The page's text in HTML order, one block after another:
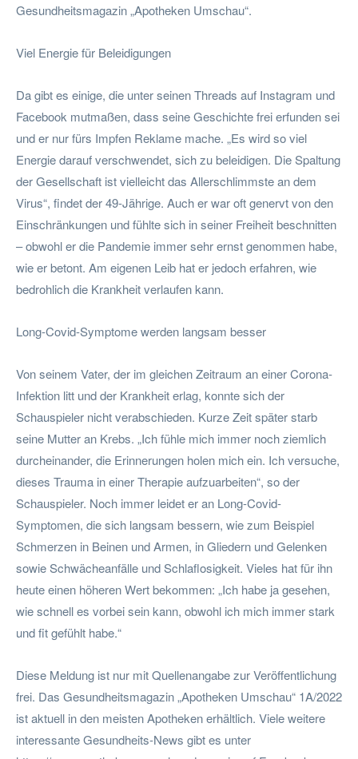
Gesundheitsmagazin „Apotheken Umschau“.
Viel Energie für Beleidigungen
Da gibt es einige, die unter seinen Threads auf Instagram und
Facebook mutmaßen, dass seine Geschichte frei erfunden sei
und er nur fürs Impfen Reklame mache. „Es wird so viel
Energie darauf verschwendet, sich zu beleidigen. Die Spaltung
der Gesellschaft ist vielleicht das Allerschlimmste an dem
Virus“, findet der 49-Jährige. Auch er war oft genervt von den
Einschränkungen und fühlte sich in seiner Freiheit beschnitten
– obwohl er die Pandemie immer sehr ernst genommen habe,
wie er betont. Am eigenen Leib hat er jedoch erfahren, wie
bedrohlich die Krankheit verlaufen kann.
Long-Covid-Symptome werden langsam besser
Von seinem Vater, der im gleichen Zeitraum an einer Corona-
Infektion litt und der Krankheit erlag, konnte sich der
Schauspieler nicht verabschieden. Kurze Zeit später starb
seine Mutter an Krebs. „Ich fühle mich immer noch ziemlich
durcheinander, die Erinnerungen holen mich ein. Ich versuche,
dieses Trauma in einer Therapie aufzuarbeiten“, so der
Schauspieler. Noch immer leidet er an Long-Covid-
Symptomen, die sich langsam bessern, wie zum Beispiel
Schmerzen in Beinen und Armen, in Gliedern und Gelenken
sowie Schwächeanfälle und Schlaflosigkeit. Vieles hat für ihn
heute einen höheren Wert bekommen: „Ich habe ja gesehen,
wie schnell es vorbei sein kann, obwohl ich mich immer stark
und fit gefühlt habe.“
Diese Meldung ist nur mit Quellenangabe zur Veröffentlichung
frei. Das Gesundheitsmagazin „Apotheken Umschau“ 1A/2022
ist aktuell in den meisten Apotheken erhältlich. Viele weitere
interessante Gesundheits-News gibt es unter